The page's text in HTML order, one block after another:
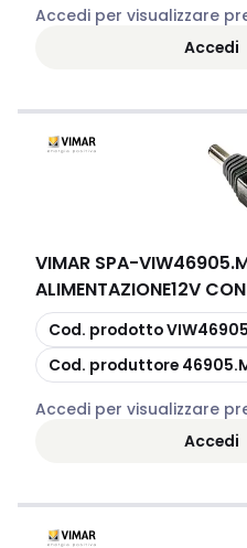
Accedi per visualizzare
Accedi
VIMAR SPA-
ALIMENTAZIONE12V
copia
Cod. prodotto
copia
Cod. produttore
Accedi per visualizzare
Accedi